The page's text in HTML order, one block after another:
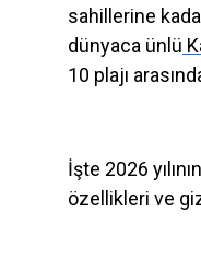
sahillerine
dünyaca ünlü
10 plajı
İşte 2026
özellikleri ve